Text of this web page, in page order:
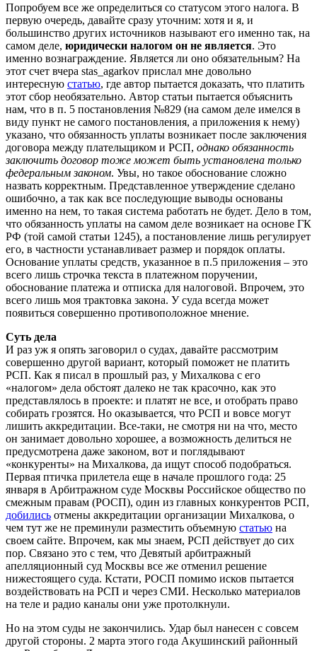
Попробуем все же определиться со статусом этого налога. В
первую очередь, давайте сразу уточним: хотя и я, и
большинство других источников называют его именно так, на
самом деле, юридически налогом он не является. Это
именно вознаграждение. Является ли оно обязательным? На
этот счет вчера stas_agarkov прислал мне довольно
интересную статью, где автор пытается доказать, что платить
этот сбор необязательно. Автор статьи пытается объяснить
нам, что в п. 5 постановления №829 (на самом деле имелся в
виду пункт не самого постановления, а приложения к нему)
указано, что обязанность уплаты возникает после заключения
договора между плательщиком и РСП, однако обязанность
заключить договор тоже может быть установлена только
федеральным законом. Увы, но такое обоснование сложно
назвать корректным. Представленное утверждение сделано
ошибочно, а так как все последующие выводы основаны
именно на нем, то такая система работать не будет. Дело в том,
что обязанность уплаты на самом деле возникает на основе ГК
РФ (той самой статьи 1245), а постановление лишь регулирует
его, в частности устанавливает размер и порядок оплаты.
Основание уплаты средств, указанное в п.5 приложения – это
всего лишь строчка текста в платежном поручении,
обоснование платежа и отписка для налоговой. Впрочем, это
всего лишь моя трактовка закона. У суда всегда может
появиться совершенно противоположное мнение.
Суть дела
И раз уж я опять заговорил о судах, давайте рассмотрим
совершенно другой вариант, который поможет не платить
РСП. Как я писал в прошлый раз, у Михалкова с его
«налогом» дела обстоят далеко не так красочно, как это
представлялось в проекте: и платят не все, и отобрать право
собирать грозятся. Но оказывается, что РСП и вовсе могут
лишить аккредитации. Все-таки, не смотря ни на что, место
он занимает довольно хорошее, а возможность делиться не
предусмотрена даже законом, вот и поглядывают
«конкуренты» на Михалкова, да ищут способ подобраться.
Первая птичка прилетела еще в начале прошлого года: 25
января в Арбитражном суде Москвы Российское общество по
смежным правам (РОСП), один из главных конкурентов РСП,
добились отмены аккредитации организации Михалкова, о
чем тут же не преминули разместить объемную статью на
своем сайте. Впрочем, как мы знаем, РСП действует до сих
пор. Связано это с тем, что Девятый арбитражный
апелляционный суд Москвы все же отменил решение
нижестоящего суда. Кстати, РОСП помимо исков пытается
воздействовать на РСП и через СМИ. Несколько материалов
на теле и радио каналы они уже протолкнули.
Но на этом суды не закончились. Удар был нанесен с совсем
другой стороны. 2 марта этого года Акушинский районный